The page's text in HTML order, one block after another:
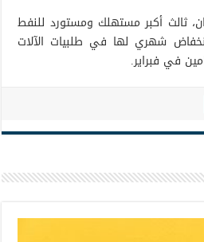
ثالث أكبر مستهلك ومستورد للنفط
شهري لها في طلبيات الآلات
في فبراير.